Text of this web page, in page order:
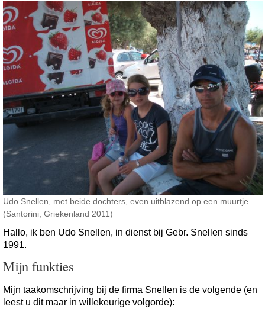
Udo Snellen, met beide dochters, even uitblazend op een muurtje
(Santorini, Griekenland 2011)
Hallo, ik ben Udo Snellen, in dienst bij Gebr. Snellen sinds
1991.
Mijn funkties
Mijn taakomschrijving bij de firma Snellen is de volgende (en
leest u dit maar in willekeurige volgorde):